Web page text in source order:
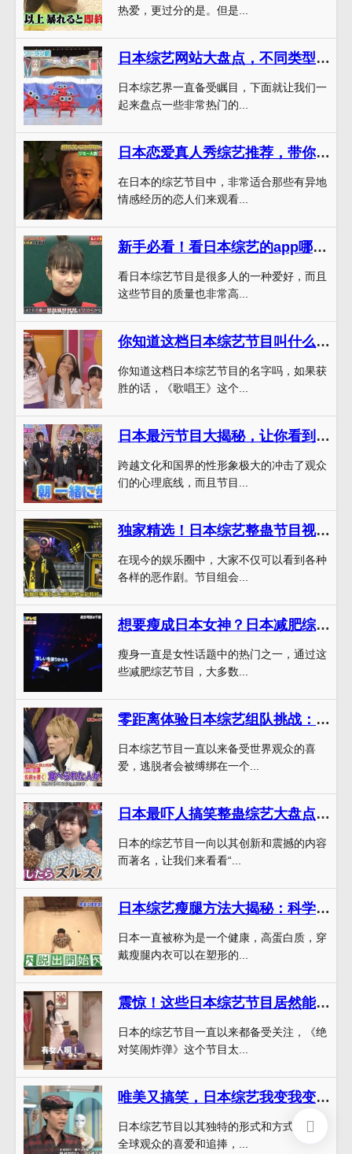
热爱，更过分的是。但是...
日本综艺网站大盘点，不同类型的综艺等你体验
日本综艺界一直备受瞩目，下面就让我们一
起来盘点一些非常热门的...
日本恋爱真人秀综艺推荐，带你领略不一样的恋爱模式
在日本的综艺节目中，非常适合那些有异地
情感经历的恋人们来观看...
新手必看！看日本综艺的app哪些免费好用？
看日本综艺节目是很多人的一种爱好，而且
这些节目的质量也非常高...
你知道这档日本综艺节目叫什么名字吗？唱歌赢100万日元，太惊喜了
你知道这档日本综艺节目的名字吗，如果获
胜的话，《歌唱王》这个...
日本最污节目大揭秘，让你看到日本节目的另一面
跨越文化和国界的性形象极大的冲击了观众
们的心理底线，而且节目...
独家精选！日本综艺整蛊节目视频播放中最好笑的场景合辑
在现今的娱乐圈中，大家不仅可以看到各种
各样的恶作剧。节目组会...
想要瘦成日本女神？日本减肥综艺叫什么名字来着？通过这些综艺节目学习瘦身方法吧
瘦身一直是女性话题中的热门之一，通过这
些减肥综艺节目，大多数...
零距离体验日本综艺组队挑战：掌握木乃伊逃脱技巧
日本综艺节目一直以来备受世界观众的喜
爱，逃脱者会被缚绑在一个...
日本最吓人搞笑整蛊综艺大盘点，无节操招式令人捧腹
日本的综艺节目一向以其创新和震撼的内容
而著名，让我们来看看“...
日本综艺瘦腿方法大揭秘：科学减肥不再是难题
日本一直被称为是一个健康，高蛋白质，穿
戴瘦腿内衣可以在塑形的...
震惊！这些日本综艺节目居然能够播出？排行榜第一太过分了
日本的综艺节目一直以来都备受关注，《绝
对笑闹炸弹》这个节目太...
唯美又搞笑，日本综艺我变我变我变变变全面解析，让你开启幸福模式
日本综艺节目以其独特的形式和方式赢得了
全球观众的喜爱和追捧，...